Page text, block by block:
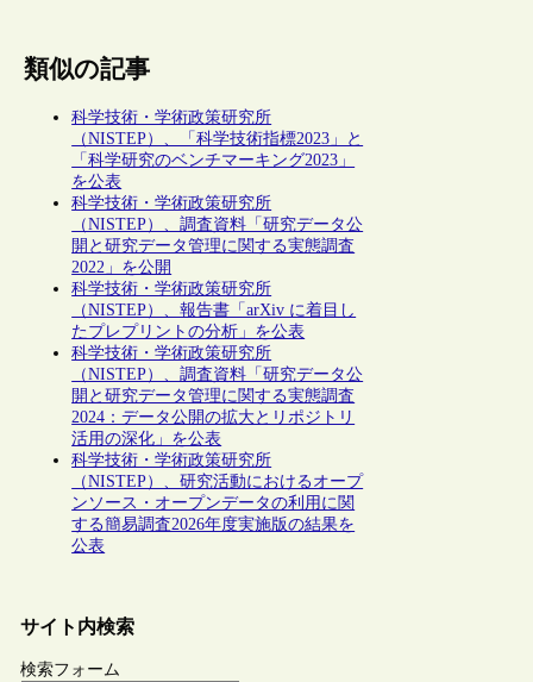
類似の記事
科学技術・学術政策研究所
（NISTEP）、「科学技術指標2023」と
「科学研究のベンチマーキング2023」
を公表
科学技術・学術政策研究所
（NISTEP）、調査資料「研究データ公
開と研究データ管理に関する実態調査
2022」を公開
科学技術・学術政策研究所
（NISTEP）、報告書「arXiv に着目し
たプレプリントの分析」を公表
科学技術・学術政策研究所
（NISTEP）、調査資料「研究データ公
開と研究データ管理に関する実態調査
2024：データ公開の拡大とリポジトリ
活用の深化」を公表
科学技術・学術政策研究所
（NISTEP）、研究活動におけるオープ
ンソース・オープンデータの利用に関
する簡易調査2026年度実施版の結果を
公表
サイト内検索
検索フォーム